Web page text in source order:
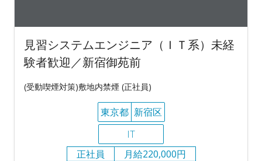
見習システムエンジニア（ＩＴ系）未経
験者歓迎／新宿御苑前
(受動喫煙対策)敷地内禁煙 (正社員)
東京都 新宿区
IT
正社員
月給220,000円